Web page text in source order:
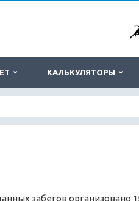
КАЛЬКУЛЯТОРЫ
забегов организовано